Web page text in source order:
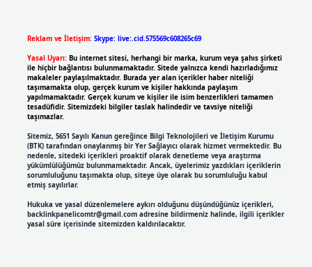
Reklam ve İletişim: Skype: live:.cid.575569c608265c69
Yasal Uyarı: Bu internet sitesi, herhangi bir marka, kurum veya şahıs şirketi
ile hiçbir bağlantısı bulunmamaktadır. Sitede yalnızca kendi hazırladığımız
makaleler paylaşılmaktadır. Burada yer alan içerikler haber niteliği
taşımamakta olup, gerçek kurum ve kişiler hakkında paylaşım
yapılmamaktadır. Gerçek kurum ve kişiler ile isim benzerlikleri tamamen
tesadüfidir. Sitemizdeki bilgiler taslak halindedir ve tavsiye niteliği
taşımazlar.
Sitemiz, 5651 Sayılı Kanun gereğince Bilgi Teknolojileri ve İletişim Kurumu
(BTK) tarafından onaylanmış bir Yer Sağlayıcı olarak hizmet vermektedir. Bu
nedenle, sitedeki içerikleri proaktif olarak denetleme veya araştırma
yükümlülüğümüz bulunmamaktadır. Ancak, üyelerimiz yazdıkları içeriklerin
sorumluluğunu taşımakta olup, siteye üye olarak bu sorumluluğu kabul
etmiş sayılırlar.
Hukuka ve yasal düzenlemelere aykırı olduğunu düşündüğünüz içerikleri,
backlinkpanelicomtr@gmail.comadresine bildirmeniz halinde, ilgili içerikler
yasal süre içerisinde sitemizden kaldırılacaktır.